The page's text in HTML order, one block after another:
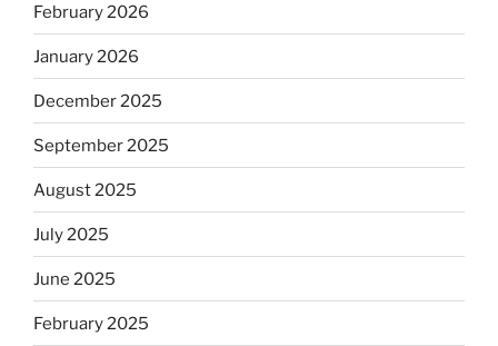
February 2026
January 2026
December 2025
September 2025
August 2025
July 2025
June 2025
February 2025